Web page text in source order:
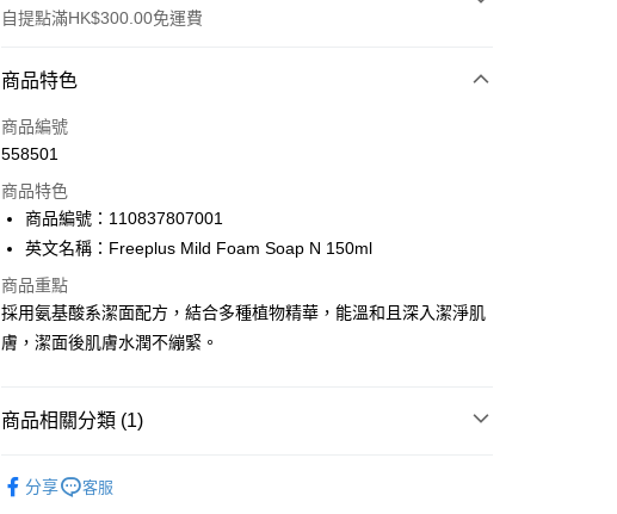
自提點滿HK$300.00免運費
付款方式
信用卡
AlipayHK
PayMe
WeChat Pay
BoC Pay
送貨方式
每筆HK$65.00，滿HK$300.00或以上免運費
商品特色
商品編號
558501
商品特色
商品編號：110837807001
英文名稱：Freeplus Mild Foam Soap N 150ml
商品重點
採用氨基酸系潔面配方，結合多種植物精華，能溫和且深入潔淨肌
膚，潔面後肌膚水潤不繃緊。
商品相關分類 (1)
分享
客服